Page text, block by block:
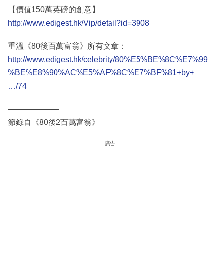
【價值150萬英磅的創意】
http://www.edigest.hk/Vip/detail?id=3908
重溫《80後百萬富翁》所有文章：
http://www.edigest.hk/celebrity/80%E5%BE%8C%E7%99
%BE%E8%90%AC%E5%AF%8C%E7%BF%81+by+
…/74
——————–
節錄自《80後2百萬富翁》
廣告